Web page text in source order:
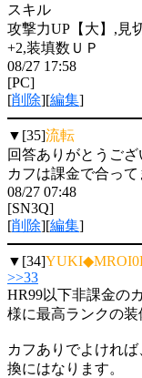
スキル
攻撃力UP【大】,見
+2,装填数ＵＰ
08/27 17:58
[PC]
[削除][編集]
▼[35]流転
回答ありがとうござ
カフは課金で合って
08/27 07:48
[SN3Q]
[削除][編集]
▼[34]
>>33
HR99以下非課金の
様に最高ランクの装
カフありでよけれ
換にはなります。